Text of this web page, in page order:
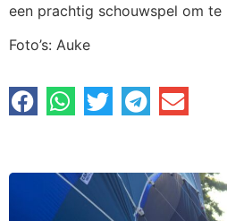
een prachtig schouwspel om te
Foto’s: Auke